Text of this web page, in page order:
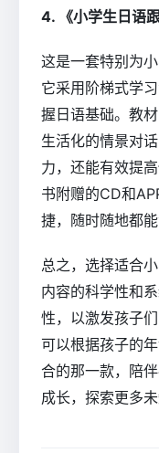
4. 《小学生日语跟
这是一套特别为
它采用阶梯式学
握日语基础。教
生活化的情景对
力，还能有效提
书附赠的CD和
捷，随时随地都
总之，选择适合
内容的科学性和
性，以激发孩子
可以根据孩子的
合的那一款，陪
成长，探索更多未